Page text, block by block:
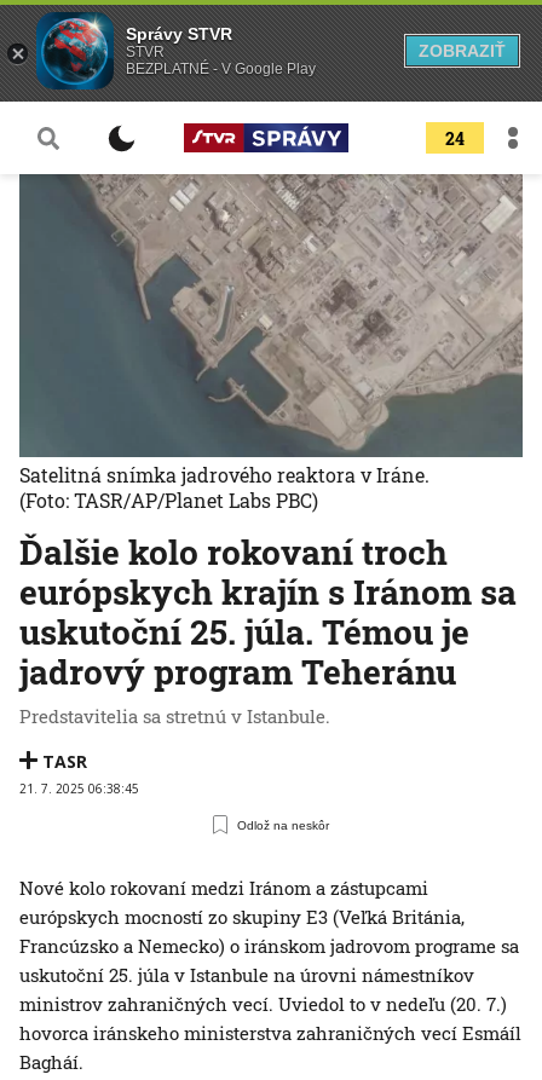
24
Ďalšie kolo rokovaní troch
európskych krajín s Iránom sa
uskutoční 25. júla. Témou je
jadrový program Teheránu
Predstavitelia sa stretnú v Istanbule.
TASR
21. 7. 2025 06:38:45
Odlož na neskôr
Satelitná snímka jadrového reaktora v Iráne.
(Foto: TASR/AP/Planet Labs PBC)
Nové kolo rokovaní medzi Iránom a zástupcami
európskych mocností zo skupiny E3 (Veľká Británia,
Francúzsko a Nemecko) o iránskom jadrovom programe sa
uskutoční 25. júla v Istanbule na úrovni námestníkov
ministrov zahraničných vecí. Uviedol to v nedeľu (20. 7.)
hovorca iránskeho ministerstva zahraničných vecí Esmáíl
Bagháí.
Správy STVR
STVR
BEZPLATNÉ - V Google Play
ZOBRAZIŤ